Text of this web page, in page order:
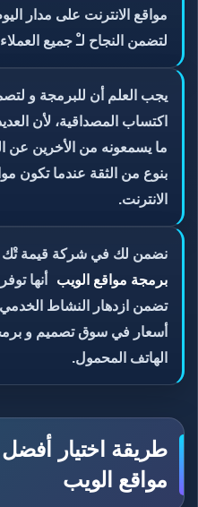
مواقع الانترنت على مدار
لتضمن النجاح لـْ جميع
يجب العلم أن للبرمجة و
اكتساب المصداقية، لأن
ما يسمعونه من الأخرين عن
بنوع من الثقة عندما تكون
الانترنت.
نضمن لك في شركة قيمة تْك
برمجة مواقع الويب
أنها
تضمن ازدهار النشاط
أسعار في سوق تصميم و
الهاتف المحمول.
طريقة اختيار
مواقع الويب